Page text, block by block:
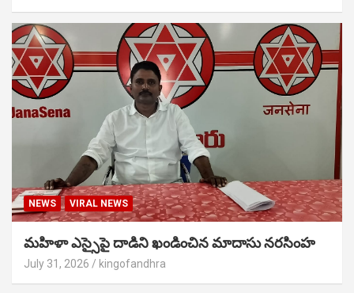
NEWS VIRAL NEWS
మహిళా ఎస్సైపై దాడిని ఖండించిన మాదాసు నరసింహ
July 31, 2026 kingofandhra